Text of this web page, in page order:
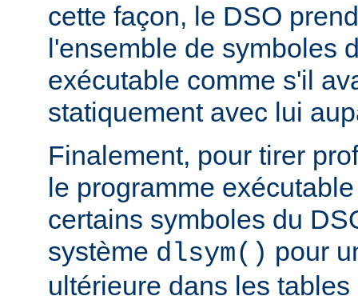
cette façon, le DSO
l'ensemble de symboles
exécutable comme s'il
statiquement avec lui
Finalement, pour tirer
le programme
certains symboles du
système dlsym() pour
ultérieure dans les